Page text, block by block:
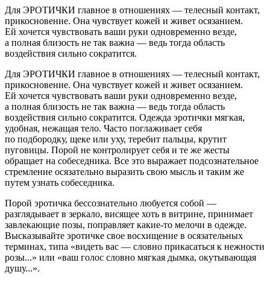
Для ЭРОТИЧКИ главное в отношениях — телесный контакт,
прикосновение. Она чувствует кожей и живет осязанием.
Ей хочется чувствовать ваши руки одновременно везде,
а полная близость не так важна — ведь тогда область
воздействия сильно сократится.
Для ЭРОТИЧКИ главное в отношениях — телесный контакт,
прикосновение. Она чувствует кожей и живет осязанием.
Ей хочется чувствовать ваши руки одновременно везде,
а полная близость не так важна — ведь тогда область
воздействия сильно сократится. Одежда эротички мягкая,
удобная, нежащая тело. Часто поглаживает себя
по подбородку, щеке или уху, теребит пальцы, крутит
пуговицы. Порой не контролирует себя и те же жесты
обращает на собеседника. Все это выражает подсознательное
стремление осязательно выразить свою мысль и таким же
путем узнать собеседника.
Порой эротичка бессознательно любуется собой —
разглядывает в зеркало, висящее хоть в витрине, принимает
завлекающие позы, поправляет какие-то мелочи в одежде.
Высказывайте эротичке свое восхищение в осязательных
терминах, типа «видеть вас — словно прикасаться к нежности
розы...» или «ваш голос словно мягкая дымка, окутывающая
душу...».